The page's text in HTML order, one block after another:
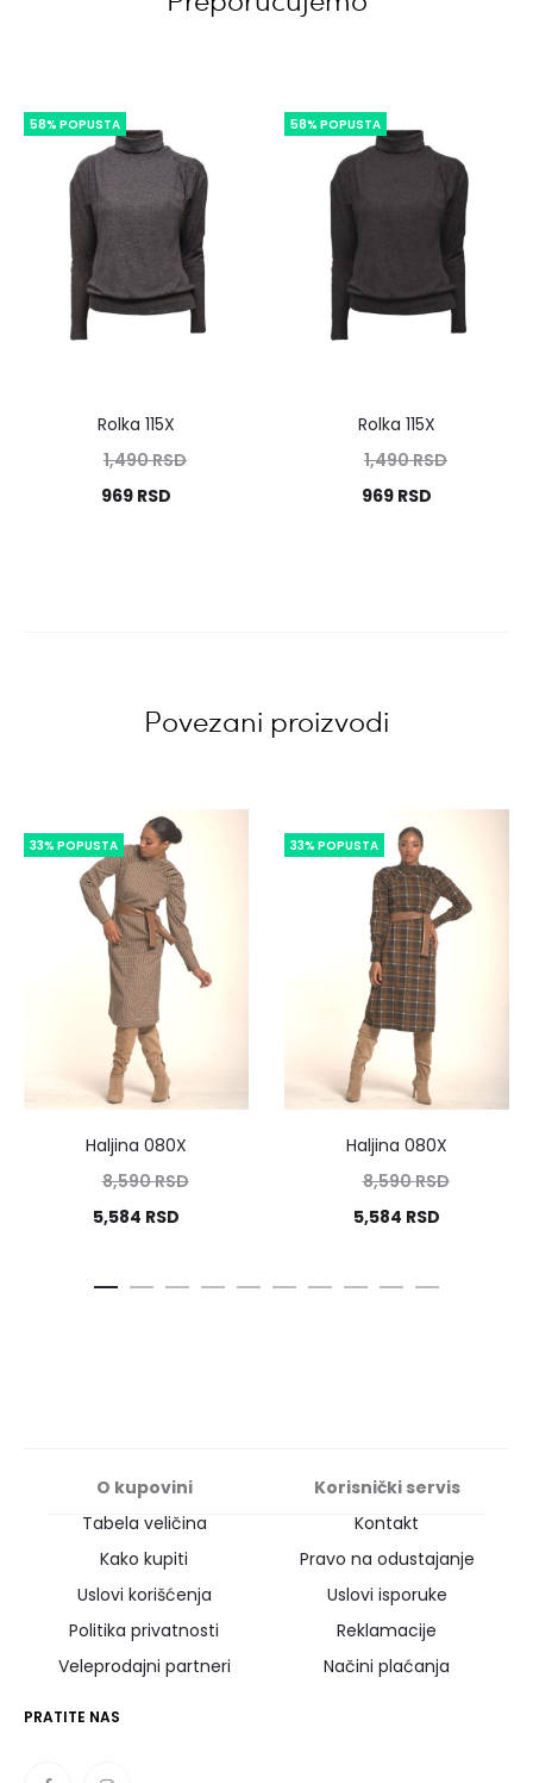
58% POPUSTA
Rolka 115X
1,490RSD
969 RSD
58% POPUSTA
Rolka 115X
1,490RSD
969 RSD
Povezani proizvodi
33% POPUSTA
Haljina 080X
8,590RSD
5,584 RSD
33% POPUSTA
Haljina 080X
8,590RSD
5,584 RSD
O kupovini
Korisnički servis
Tabela veličina
Kontakt
Kako kupiti
Pravo na odustajanje
Uslovi korišćenja
Uslovi isporuke
Politika privatnosti
Reklamacije
Veleprodajni partneri
Načini plaćanja
PRATITE NAS